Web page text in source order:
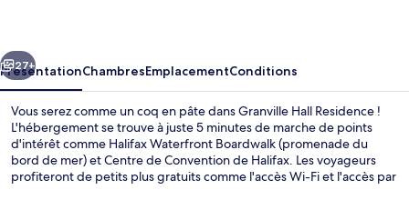
Suivant
27+
PrésentationChambresEmplacementConditions
Vous serez comme un coq en pâte dans Granville Hall Residence !
L'hébergement se trouve à juste 5 minutes de marche de points
d'intérêt comme Halifax Waterfront Boardwalk (promenade du
bord de mer) et Centre de Convention de Halifax. Les voyageurs
profiteront de petits plus gratuits comme l'accès Wi-Fi et l'accès par